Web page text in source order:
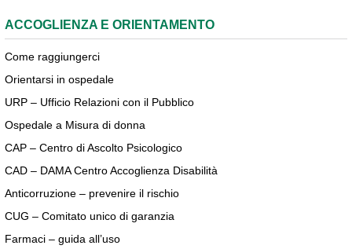
ACCOGLIENZA E ORIENTAMENTO
Come raggiungerci
Orientarsi in ospedale
URP – Ufficio Relazioni con il Pubblico
Ospedale a Misura di donna
CAP – Centro di Ascolto Psicologico
CAD – DAMA Centro Accoglienza Disabilità
Anticorruzione – prevenire il rischio
CUG – Comitato unico di garanzia
Farmaci – guida all’uso